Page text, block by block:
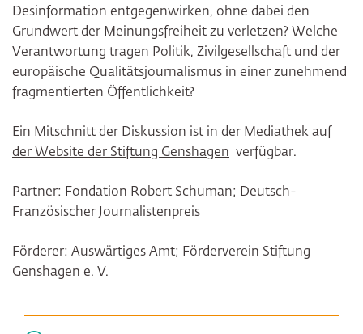
Desinformation entgegenwirken, ohne dabei den
Grundwert der Meinungsfreiheit zu verletzen? Welche
Verantwortung tragen Politik, Zivilgesellschaft und der
europäische Qualitätsjournalismus in einer zunehmend
fragmentierten Öffentlichkeit?
Ein Mitschnitt der Diskussion ist in der Mediathek auf
der Website der Stiftung Genshagen verfügbar.
Partner: Fondation Robert Schuman; Deutsch-
Französischer Journalistenpreis
Förderer: Auswärtiges Amt; Förderverein Stiftung
Genshagen e. V.